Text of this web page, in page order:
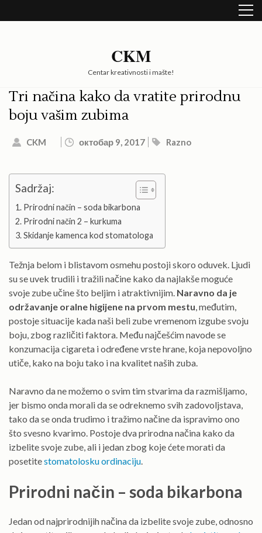
to
CKM
Centar kreativnosti i mašte!
Tri načina kako da vratite prirodnu
boju vašim zubima
CKM октобар 9, 2017 Razno
Sadržaj:
Prirodni način – soda bikarbona
Prirodni način 2 – kurkuma
Skidanje kamenca kod stomatologa
Težnja belom i blistavom osmehu postoji skoro oduvek. Ljudi
su se uvek trudili i tražili načine kako da najlakše moguće
svoje zube učine što beljim i atraktivnijim. Naravno da je
održavanje oralne higijene na prvom mestu, međutim,
postoje situacije kada naši beli zube vremenom izgube svoju
boju, zbog različiti faktora. Među najčešćim navode se
konzumacija cigareta i određene vrste hrane, koja nepovoljno
utiče, kako na boju tako i na kvalitet naših zuba.
Naravno da ne možemo o svim tim stvarima da razmišljamo,
jer bismo onda morali da se odreknemo svih zadovoljstava,
tako da se onda trudimo i tražimo načine da ispravimo ono
što svesno kvarimo. Postoje dva prirodna načina kako da
izbelite svoje zube, ali i jedan zbog koje ćete morati da
posetitestomatolosku ordinaciju.
Prirodni način – soda bikarbona
Jedan od najprirodnijih načina da izbelite svoje zube, odnosno